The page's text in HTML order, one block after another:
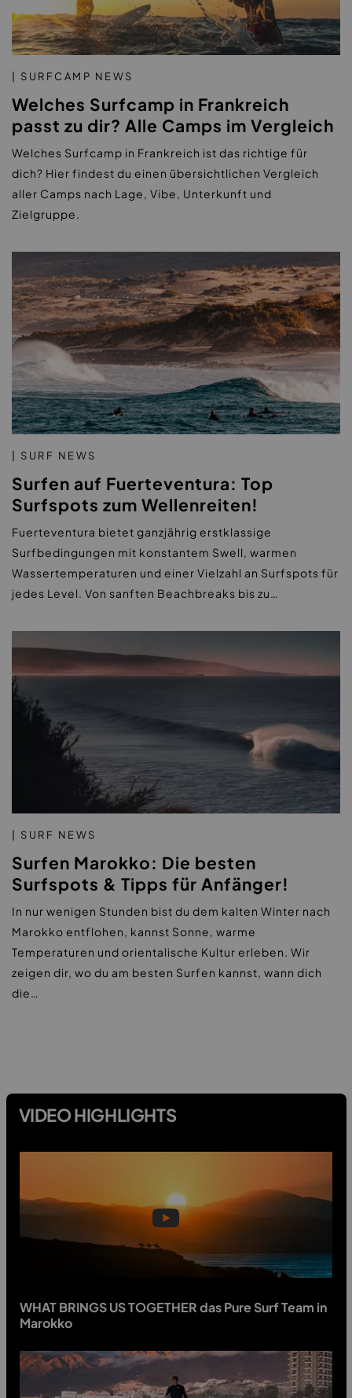
| SURFCAMP NEWS
Welches Surfcamp in Frankreich
passt zu dir? Alle Camps im Vergleich
Welches Surfcamp in Frankreich ist das richtige für
dich? Hier findest du einen übersichtlichen Vergleich
aller Camps nach Lage, Vibe, Unterkunft und
Zielgruppe.
| SURF NEWS
Surfen auf Fuerteventura: Top
Surfspots zum Wellenreiten!
Fuerteventura bietet ganzjährig erstklassige
Surfbedingungen mit konstantem Swell, warmen
Wassertemperaturen und einer Vielzahl an Surfspots für
jedes Level. Von sanften Beachbreaks bis zu…
| SURF NEWS
Surfen Marokko: Die besten
Surfspots & Tipps für Anfänger!
In nur wenigen Stunden bist du dem kalten Winter nach
Marokko entflohen, kannst Sonne, warme
Temperaturen und orientalische Kultur erleben. Wir
zeigen dir, wo du am besten Surfen kannst, wann dich
die…
VIDEO HIGHLIGHTS
WHAT BRINGS US TOGETHER das Pure Surf Team in
Marokko